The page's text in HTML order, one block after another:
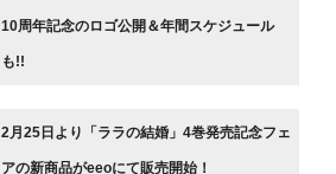
10周年記念のロゴ公開＆年間スケジュール
も!!
2月25日より「ララの結婚」4巻発売記念フェ
アの新商品がeeoにて販売開始！